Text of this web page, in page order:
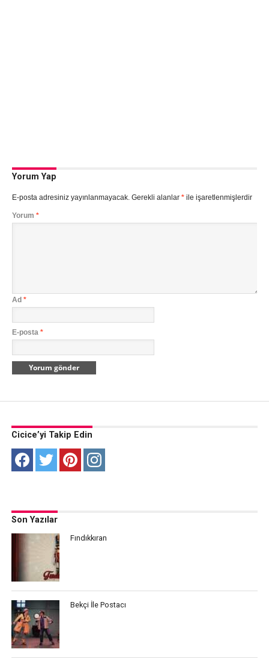
Yorum Yap
E-posta adresiniz yayınlanmayacak. Gerekli alanlar *ile işaretlenmişlerdir
Yorum *
Ad *
E-posta *
Cicice’yi Takip Edin
Son Yazılar
Fındıkkıran
Bekçi İle Postacı